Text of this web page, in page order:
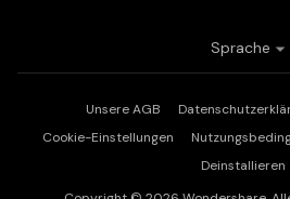
Unsere AGB
Cookie-Einstellungen
Deinstallieren
Sprache